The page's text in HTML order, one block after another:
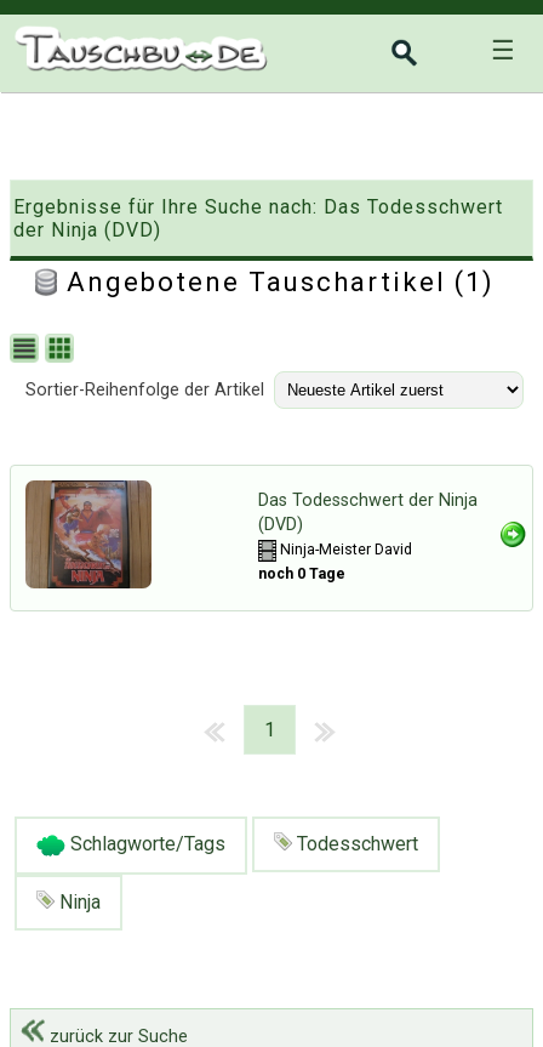
☰
Ergebnisse für Ihre Suche nach: Das Todesschwert
der Ninja (DVD)
Angebotene Tauschartikel (1)
Sortier-Reihenfolge der Artikel
Das Todesschwert der Ninja
(DVD)
Ninja-Meister David
noch 0 Tage
1
Schlagworte/Tags Todesschwert
Ninja
zurück zur Suche